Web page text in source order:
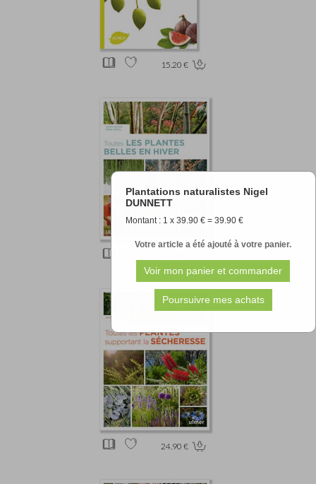
Plantations naturalistes Nigel
DUNNETT
Montant : 1 x 39.90 € = 39.90 €
Votre article a été ajouté à votre panier.
15.20 €
24.90 €